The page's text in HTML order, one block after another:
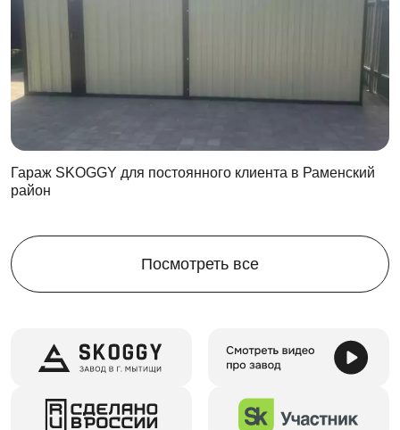
использования!
Эксплуатационные свойства сохранятся: гараж
продажи. На такой гараж всегда найдутся
покупатели!
Подберите внешний вид на свой вкус. Мы предлагаем
любые варианты дизайна:
базовый, из оцинкованной стали
Особенности модели
В гараже поместится все необходимое благодаря
просторному корпусу. Разместите внутри кроссовер,
Гараж SKOGGY для постоянного клиента в Раменский
район
Посмотреть все